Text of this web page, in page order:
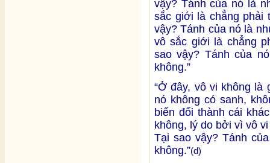
vậy? Tánh của nó là
sắc giới là chẳng phải
vậy? Tánh của nó là
vô sắc giới là chẳng
sao vậy? Tánh của
không.”
“Ở đây, vô vi không
nó không có sanh,
biến đổi thành cái
không, lý do bởi vì vô
Tại sao vậy? Tánh
không.”(d)